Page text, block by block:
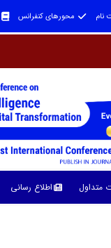
نام محورهای کنفرانس
متداول اطلاع رسانی